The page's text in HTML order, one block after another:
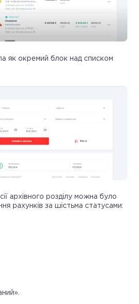
як окремий блок над списком
архівного розділу можна було
рахунків за шістьма статусами: